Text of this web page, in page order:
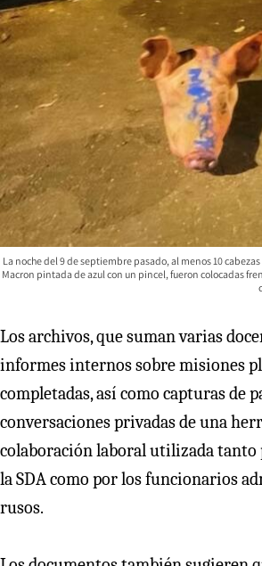
La noche del 9 de septiembre pasado, al menos 10
Macron pintada de azul con un pincel, fueron colocadas
Los archivos, que suman varias
informes internos sobre misiones
completadas, así como capturas de
conversaciones privadas de una
colaboración laboral utilizada tanto
la SDA como por los funcionarios
rusos.